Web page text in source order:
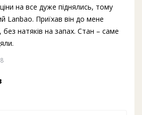
на все дуже піднялись, тому
Lanbao. Приїхав він до мене
без натяків на запах. Стан – саме